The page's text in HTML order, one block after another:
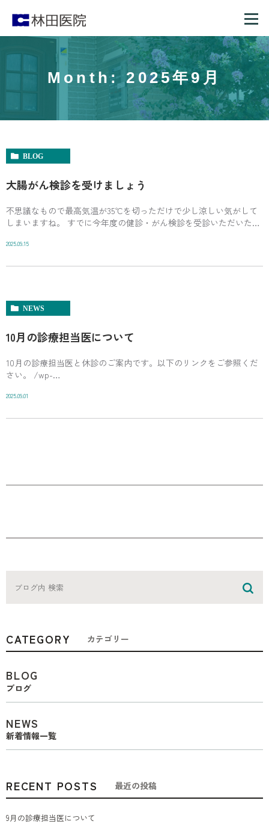
Month: 2025年9月
BLOG
大腸がん検診を受けましょう
不思議なもので最高気温が35℃を切っただけで少し涼しい気がして
しまいますね。 すでに今年度の健診・がん検診を受診いただいた方
検診（便潜血）は次の検査が大腸カ […]
2025.09.15
NEWS
10月の診療担当医について
10月の診療担当医と休診のご案内です。以下のリンクをご参照くだ
さい。 /wp-
点がございましたらスタッフま […]
2025.09.01
CATEGORY カテゴリー
BLOG
ブログ
NEWS
新着情報一覧
RECENT POSTS 最近の投稿
9月の診療担当医について